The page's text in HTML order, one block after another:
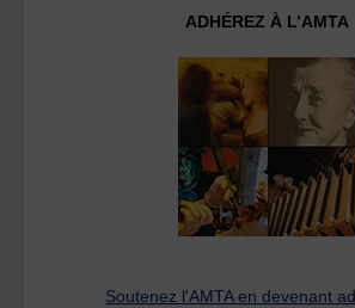
ADHÉREZ À L’AMTA
Soutenez l'AMTA en devenant